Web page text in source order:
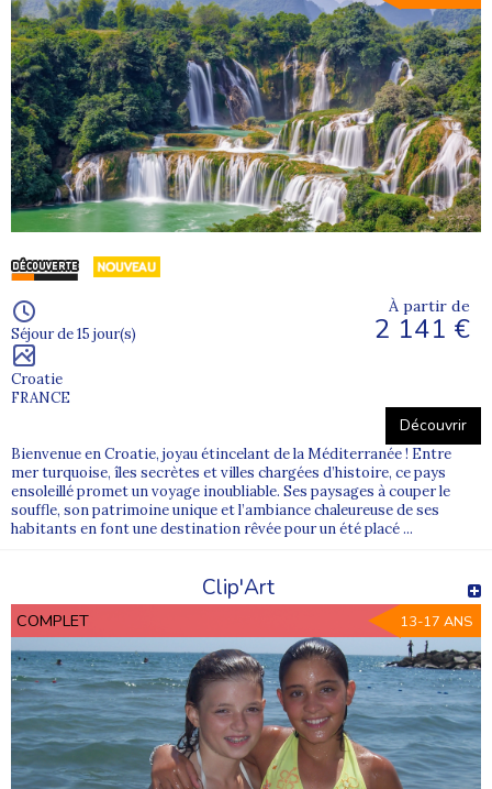
Séjour de 15 jour(s)
Croatie
FRANCE
À partir de
2 141 €
Découvrir
Bienvenue en Croatie, joyau étincelant de la Méditerranée ! Entre
mer turquoise, îles secrètes et villes chargées d’histoire, ce pays
ensoleillé promet un voyage inoubliable. Ses paysages à couper le
souffle, son patrimoine unique et l’ambiance chaleureuse de ses
habitants en font une destination rêvée pour un été placé ...
Clip'Art
COMPLET 13-17 ANS